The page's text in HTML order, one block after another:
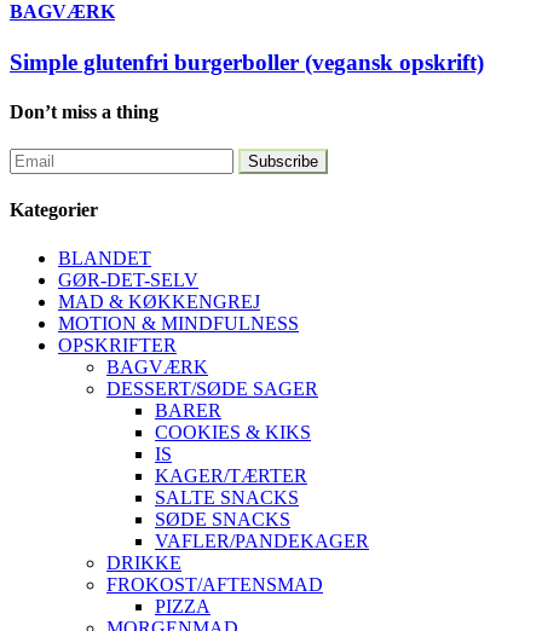
BAGVÆRK
Simple glutenfri burgerboller (vegansk opskrift)
Don’t miss a thing
Kategorier
BLANDET
GØR-DET-SELV
MAD & KØKKENGREJ
MOTION & MINDFULNESS
OPSKRIFTER
BAGVÆRK
DESSERT/SØDE SAGER
BARER
COOKIES & KIKS
IS
KAGER/TÆRTER
SALTE SNACKS
SØDE SNACKS
VAFLER/PANDEKAGER
DRIKKE
FROKOST/AFTENSMAD
PIZZA